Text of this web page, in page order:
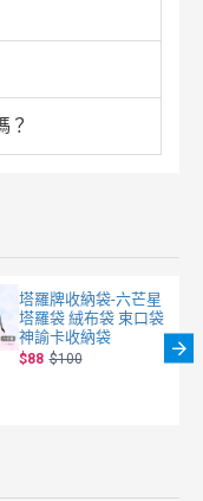
？
塔羅牌收納袋-六芒星
塔羅袋 絨布袋 束口袋
神諭卡收納袋
$88 $100